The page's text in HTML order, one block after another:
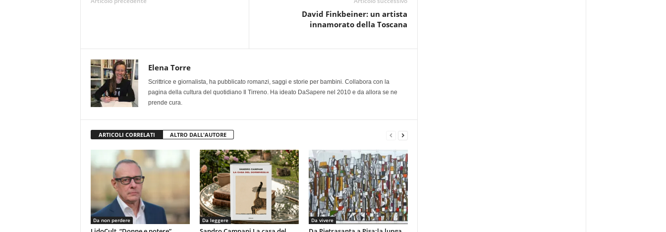
David Finkbeiner: un artista
innamorato della Toscana
Elena Torre
Scrittrice e giornalista, ha pubblicato romanzi, saggi e storie per bambini. Collabora con la
pagina della cultura del quotidiano Il Tirreno. Ha ideato DaSapere nel 2010 e da allora se ne
prende cura.
ARTICOLI CORRELATI ALTRO DALL'AUTORE
Da non perdere Da leggere Da vivere